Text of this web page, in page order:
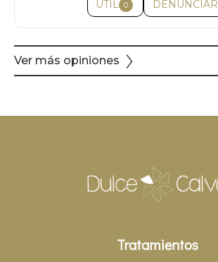
ÚTIL 0 DENUNCIAR
Ver más opiniones
Tratamientos